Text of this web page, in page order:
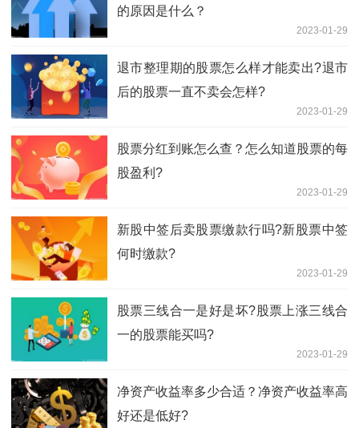
的原因是什么？
2023-01-29
退市整理期的股票怎么样才能卖出?退市
后的股票一直不卖会怎样?
2023-01-29
股票分红到账怎么查？怎么知道股票的每
股盈利?
2023-01-29
新股中签后卖股票缴款行吗?新股票中签
何时缴款?
2023-01-29
股票三线合一是好是坏?股票上涨三线合
一的股票能买吗?
2023-01-29
净资产收益率多少合适？净资产收益率高
好还是低好?